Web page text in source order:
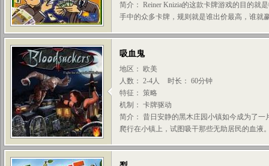
简介： Reiner Knizia的这款卡牌游戏的目的就
手中的众多卡牌，规则就是谁出价最高，谁就
吸血鬼
地区： 欧美
人数： 2-4人
时长： 60分钟
特征： 策略
机制： 卡牌驱动
简介： 昔日安静的黑木庄园小镇如今成为了
爬行在小镇上，试图吸干那些无助居民的血液